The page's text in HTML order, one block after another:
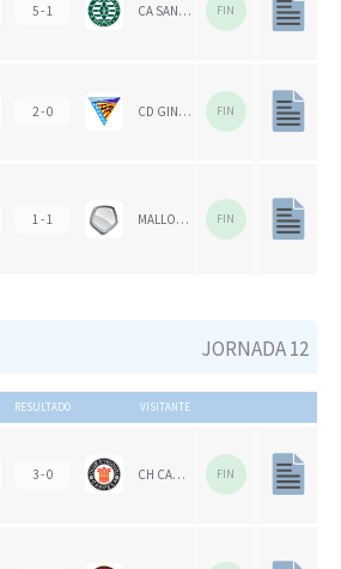
5 - 1 CA SAN VICENTE FIN
2 - 0 CD GINER DE LOS RÍOS FIN
1 - 1 MALLORCA CH FIN
JORNADA 12
RESULTADO VISITANTE
3 - 0 CH CARPESA FIN